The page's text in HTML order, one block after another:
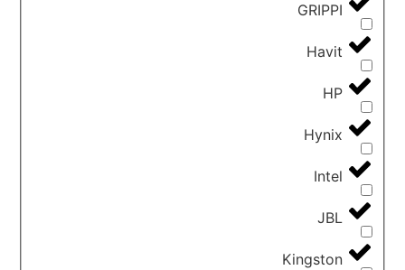
GRIPPI
Havit
HP
Hynix
Intel
JBL
Kingston